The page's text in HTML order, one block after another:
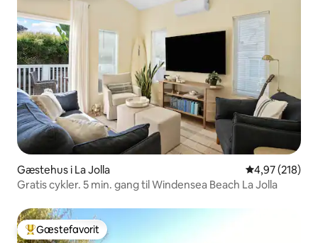
Gæstehus i La Jolla 4,97 ud af 5 i
4,97 (218)
Gratis cykler. 5 min. gang til Windensea Beach La Jolla
Bedste gæstefavorit
Gæstefavorit